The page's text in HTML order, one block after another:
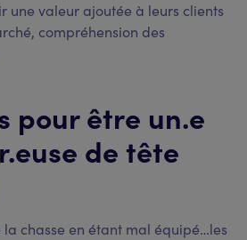
une valeur ajoutée à leurs clients
compréhension des
pour être un.e
de tête
chasse en étant mal équipé…les